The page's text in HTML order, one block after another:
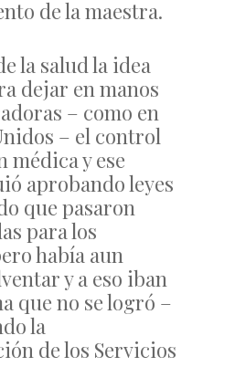
de la maestra.
la salud la idea
dejar en manos
– como en
– el control
médica y ese
aprobando leyes
que pasaron
para los
había aun
y a eso iban
que no se logró –
la
de los Servicios